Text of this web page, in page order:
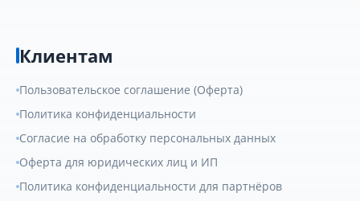
Клиентам
Пользовательское соглашение (Оферта)
Политика конфиденциальности
Согласие на обработку персональных данных
Оферта для юридических лиц и ИП
Политика конфиденциальности для партнёров